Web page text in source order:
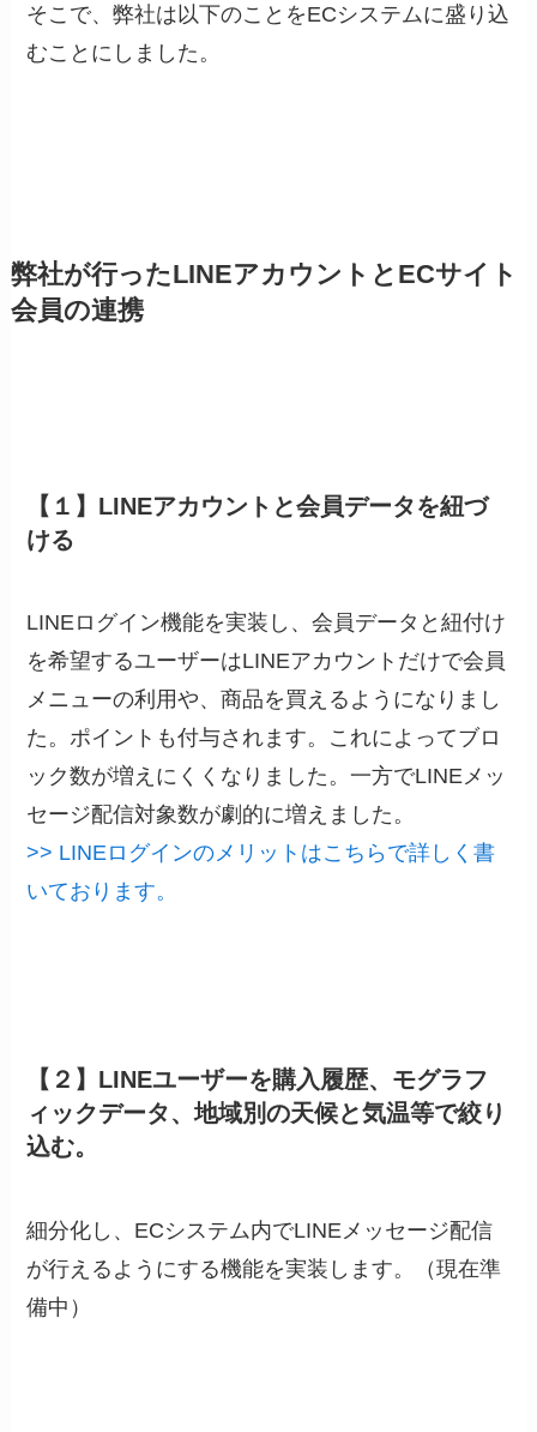
そこで、弊社は以下のことをECシステムに盛り込
むことにしました。
弊社が行ったLINEアカウントとECサイト
会員の連携
【１】LINEアカウントと会員データを紐づ
ける
LINEログイン機能を実装し、会員データと紐付け
を希望するユーザーはLINEアカウントだけで会員
メニューの利用や、商品を買えるようになりまし
た。ポイントも付与されます。これによってブロ
ック数が増えにくくなりました。一方でLINEメッ
セージ配信対象数が劇的に増えました。
>> LINEログインのメリットはこちらで詳しく書
いております。
【２】LINEユーザーを購入履歴、モグラフ
ィックデータ、地域別の天候と気温等で絞り
込む。
細分化し、ECシステム内でLINEメッセージ配信
が行えるようにする機能を実装します。（現在準
備中）